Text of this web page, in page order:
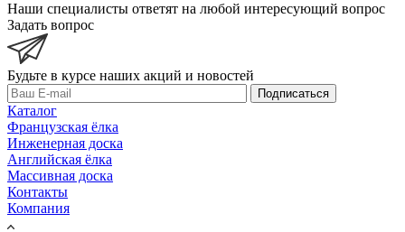
Наши специалисты ответят на любой интересующий вопрос
Задать вопрос
Будьте в курсе наших акций и новостей
Подписаться
Каталог
Французская ёлка
Инженерная доска
Английская ёлка
Массивная доска
Контакты
Компания